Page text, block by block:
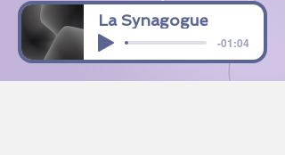
La Synagogue
-01:04